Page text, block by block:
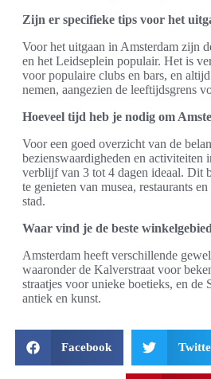
Zijn er specifieke tips voor het
Voor het uitgaan in Amsterdam zijn
en het Leidseplein populair. Het is
voor populaire clubs en bars, en
nemen, aangezien de leeftijdsgrens
Hoeveel tijd heb je nodig om
Voor een goed overzicht van de
bezienswaardigheden en activiteiten
verblijf van 3 tot 4 dagen ideaal. Dit
te genieten van musea, restaurants
stad.
Waar vind je de beste
Amsterdam heeft verschillende
waaronder de Kalverstraat voor
straatjes voor unieke boetieks, en de
antiek en kunst.
Facebook